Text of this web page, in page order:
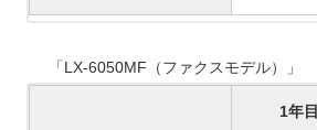
「LX-6050MF（ファクスモデル）」
1年目